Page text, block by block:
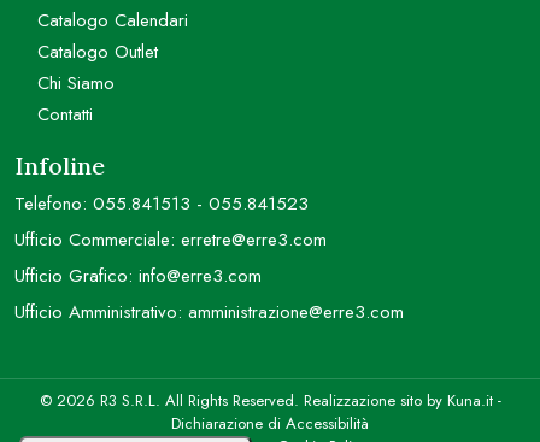
Catalogo Calendari
Catalogo Outlet
Chi Siamo
Contatti
Infoline
Telefono: 055.841513 - 055.841523
Ufficio Commerciale: erretre@erre3.com
Ufficio Grafico: info@erre3.com
Ufficio Amministrativo: amministrazione@erre3.com
© 2026 R3 S.R.L. All Rights Reserved. Realizzazione sito by Kuna.it-
Dichiarazione di Accessibilità